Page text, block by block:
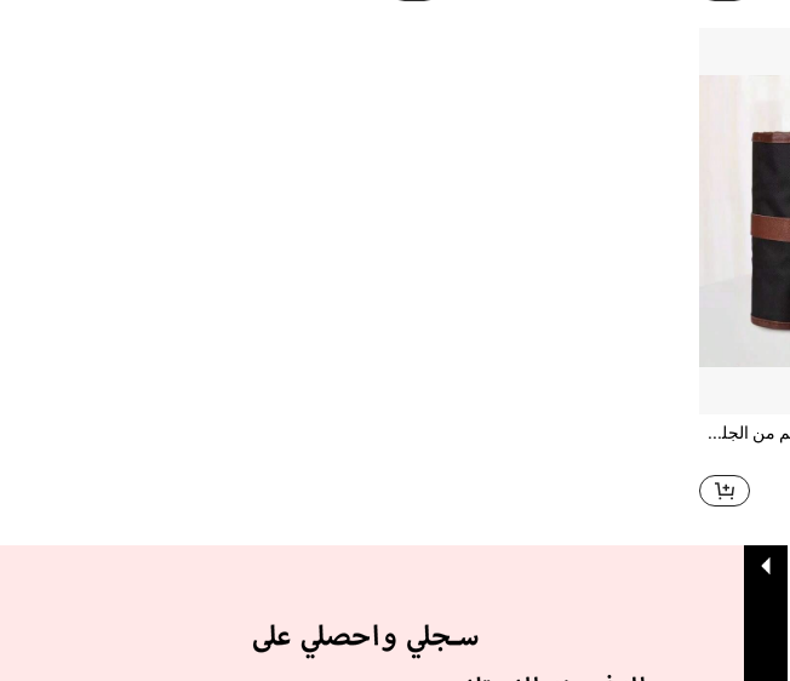
2 قطعة حقيبة أقلام رسم من الجلد، حامل أقلام ملونة لمستلزمات الفن للطلاب
إجمالي 1 صفحة